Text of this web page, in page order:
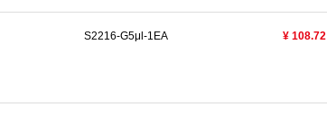
S2216-G5μl-1EA ¥ 108.72